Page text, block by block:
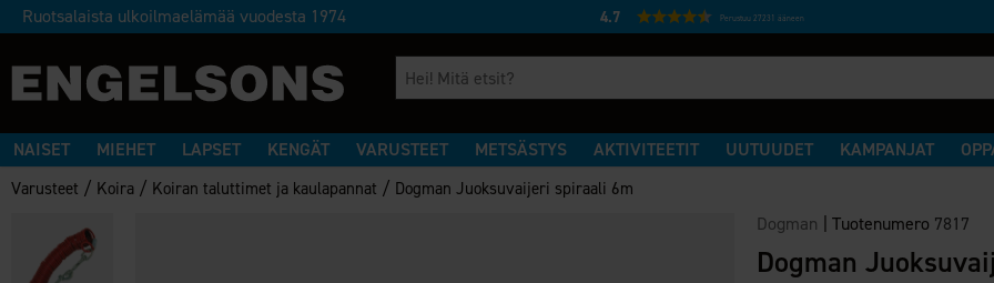
Ruotsalaista ulkoilmaelämää vuodesta 1974 4.7 Perustuu 27231 ääneen
NAISET MIEHET LAPSET KENGÄT VARUSTEET METSÄSTYS AKTIVITEETIT UUTUUDET KAMPANJAT
Varusteet / Koira / Koiran taluttimet ja kaulapannat / Dogman Juoksuvaijeri spiraali 6m
Dogman |Tuotenumero 7817
Dogman